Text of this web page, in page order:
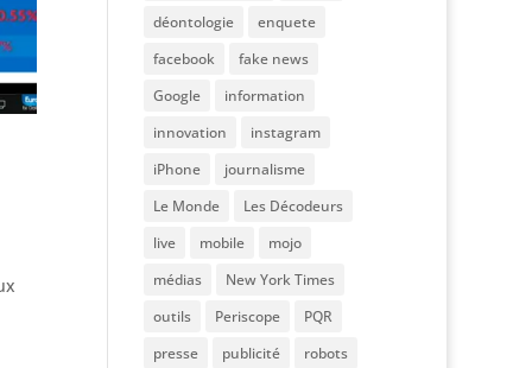
déontologie
enquete
facebook
fake news
Google
information
innovation
instagram
iPhone
journalisme
Le Monde
Les Décodeurs
live
mobile
mojo
médias
New York Times
outils
Periscope
PQR
presse
publicité
robots